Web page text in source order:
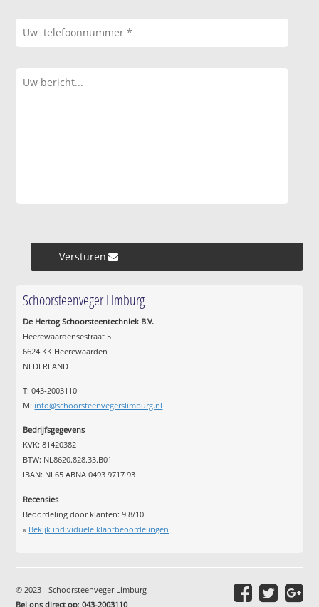
Versturen »
Schoorsteenveger Limburg
De Hertog Schoorsteentechniek B.V.
Heerewaardensestraat 5
6624 KK Heerewaarden
NEDERLAND
T: 043-2003110
M: info@schoorsteenvegerslimburg.nl
Bedrijfsgegevens
KVK: 81420382
BTW: NL8620.828.33.B01
IBAN: NL65 ABNA 0493 9717 93
Recensies
Beoordeling door klanten:9.8/10
» Bekijk individuele klantbeoordelingen
© 2023 - Schoorsteenveger Limburg
Bel ons direct op:043-2003110